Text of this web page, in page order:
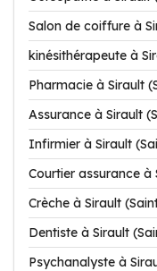
Salon de coiffure à
kinésithérapeute à
Pharmacie à Sirault
Assurance à Sirault
Infirmier à Sirault
Courtier assurance à
Crèche à Sirault
Dentiste à Sirault
Psychanalyste à